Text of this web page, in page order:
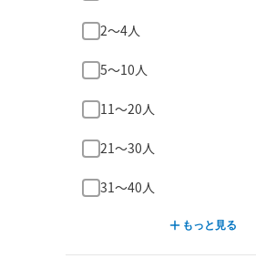
2〜4人
5〜10人
11〜20人
21〜30人
31〜40人
もっと見る